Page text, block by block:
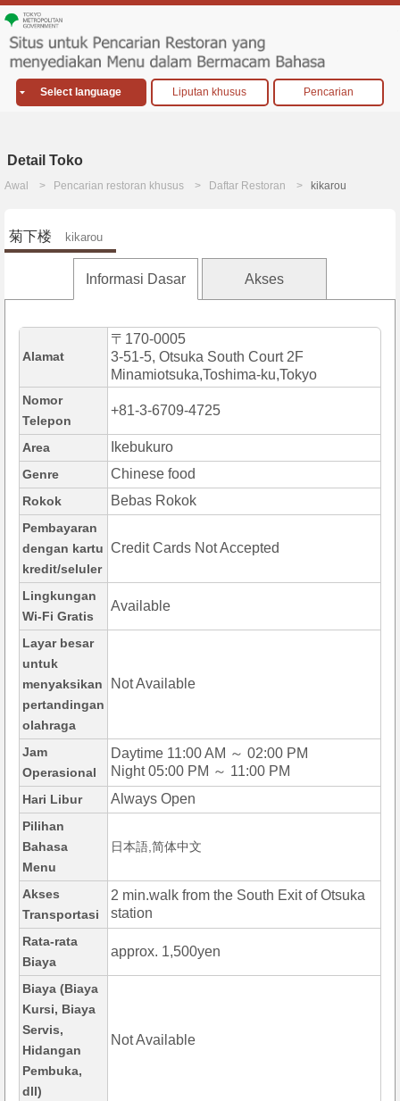
Select language Liputan khusus Pencarian
Detail Toko
Awal Pencarian restoran khusus Daftar Restoran kikarou
菊下楼 kikarou
Informasi Dasar Akses
Alamat
〒170-0005
3-51-5, Otsuka South Court 2F
Minamiotsuka,Toshima-ku,Tokyo
Nomor
Telepon
+81-3-6709-4725
Area Ikebukuro
Genre Chinese food
Rokok Bebas Rokok
Pembayaran
dengan kartu
kredit/seluler
Credit Cards Not Accepted
Lingkungan
Wi-Fi Gratis
Available
Layar besar
untuk
menyaksikan
pertandingan
olahraga
Not Available
Jam
Operasional
Daytime 11:00 AM ～ 02:00 PM
Night 05:00 PM ～ 11:00 PM
Hari Libur Always Open
Pilihan
Bahasa
Menu
日本語,简体中文
Akses
Transportasi
2 min.walk from the South Exit of Otsuka
station
Rata-rata
Biaya
approx. 1,500yen
Biaya (Biaya
Kursi, Biaya
Servis,
Hidangan
Pembuka,
dll)
Not Available